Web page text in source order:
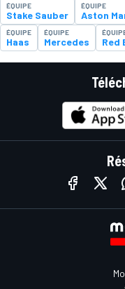
ÉQUIPE
Stake Sauber
ÉQUIPE
Aston
ÉQUIPE
Haas
ÉQUIPE
Mercedes Red